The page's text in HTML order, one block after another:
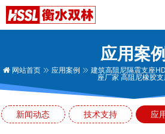
应用案例
网站首页 应用案例
建筑高阻尼隔震支座
座厂家 高阻尼橡胶支
新闻动态 技术支持 应